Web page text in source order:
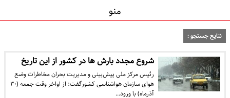
منو
نتایج جستجو :
شروع مجدد بارش ها در کشور از این تاریخ
رئیس مرکز ملی پیش‌بینی و مدیریت بحران مخاطرات وضع
هوای سازمان هواشناسی کشورگفت: از اواخر وقت جمعه (۳۰
آذرماه) با ورود…